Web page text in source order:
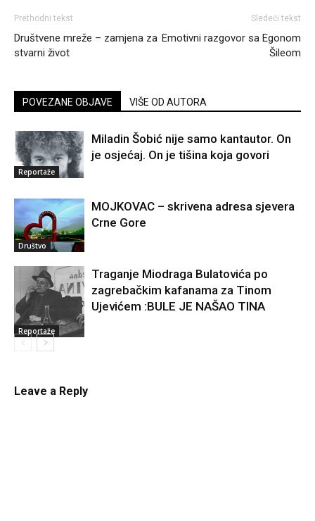
Prethodni tekst
Društvene mreže – zamjena za
stvarni život
Sledeći tekst
Emotivni razgovor sa Egonom
Šileom
POVEZANE OBJAVE VIŠE OD AUTORA
Reportaže
Miladin Šobić nije samo kantautor. On
je osjećaj. On je tišina koja govori
Društvo
MOJKOVAC – skrivena adresa sjevera
Crne Gore
Reportaže
Traganje Miodraga Bulatovića po
zagrebačkim kafanama za Tinom
Ujevićem :BULE JE NAŠAO TINA
Leave a Reply